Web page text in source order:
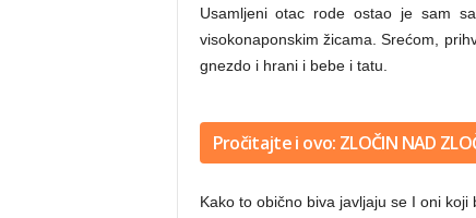
e
Usamljeni otac rode ostao je sam
visokonaponskim žicama. Srećom,
gnezdo i hrani i bebe i tatu.
Pročitajte i ovo: ZLOČIN NAD
Kako to obično biva javljaju se I oni